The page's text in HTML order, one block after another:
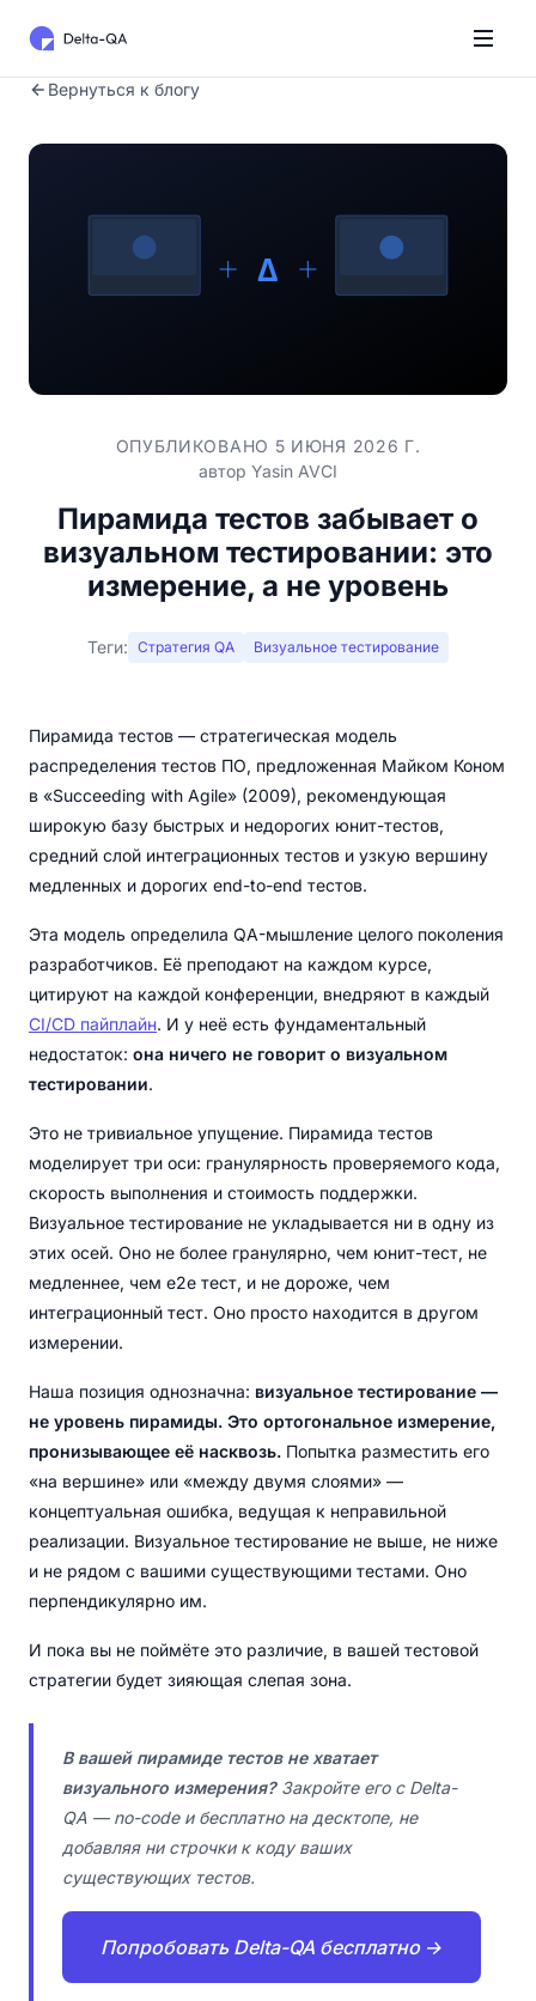
Вернуться к блогу
ОПУБЛИКОВАНО 5 ИЮНЯ 2026 Г.
автор Yasin AVCI
Пирамида тестов забывает о
визуальном тестировании: это
измерение, а не уровень
Теги: Стратегия QA Визуальное тестирование
Пирамида тестов — стратегическая модель
распределения тестов ПО, предложенная Майком Коном
в «Succeeding with Agile» (2009), рекомендующая
широкую базу быстрых и недорогих юнит-тестов,
средний слой интеграционных тестов и узкую вершину
медленных и дорогих end-to-end тестов.
Эта модель определила QA-мышление целого поколения
разработчиков. Её преподают на каждом курсе,
цитируют на каждой конференции, внедряют в каждый
CI/CD пайплайн. И у неё есть фундаментальный
недостаток: она ничего не говорит о визуальном
тестировании.
Это не тривиальное упущение. Пирамида тестов
моделирует три оси: гранулярность проверяемого кода,
скорость выполнения и стоимость поддержки.
Визуальное тестирование не укладывается ни в одну из
этих осей. Оно не более гранулярно, чем юнит-тест, не
медленнее, чем e2e тест, и не дороже, чем
интеграционный тест. Оно просто находится в другом
измерении.
Наша позиция однозначна: визуальное тестирование —
не уровень пирамиды. Это ортогональное измерение,
пронизывающее её насквозь. Попытка разместить его
«на вершине» или «между двумя слоями» —
концептуальная ошибка, ведущая к неправильной
реализации. Визуальное тестирование не выше, не ниже
и не рядом с вашими существующими тестами. Оно
перпендикулярно им.
И пока вы не поймёте это различие, в вашей тестовой
стратегии будет зияющая слепая зона.
В вашей пирамиде тестов не хватает
визуального измерения?Закройте его с Delta-
QA — no-code и бесплатно на десктопе, не
добавляя ни строчки к коду ваших
существующих тестов.
Попробовать Delta-QA бесплатно →